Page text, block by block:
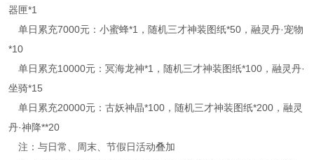
器匣*1
单日累充7000元：小蜜蜂*1，随机三才神装图纸*50，融灵丹·宠物
*10
单日累充10000元：冥海龙神*1，随机三才神装图纸*100，融灵丹·
坐骑*15
单日累充20000元：古妖神晶*100，随机三才神装图纸*200，融灵
丹·神降**20
注：与日常、周末、节假日活动叠加